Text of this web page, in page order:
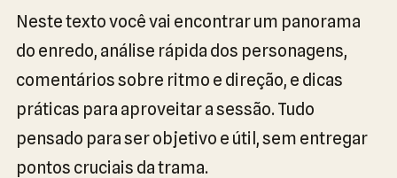
Neste texto você vai encontrar um panorama
do enredo, análise rápida dos personagens,
comentários sobre ritmo e direção, e dicas
práticas para aproveitar a sessão. Tudo
pensado para ser objetivo e útil, sem entregar
pontos cruciais da trama.